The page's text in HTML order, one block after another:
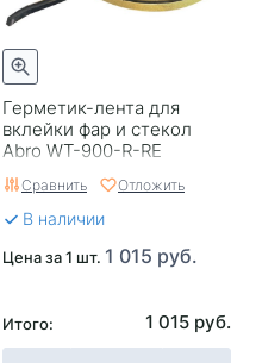
Герметик-лента для
вклейки фар и стекол
Abro WT-900-R-RE
9,5мм*4,6м
Сравнить Отложить
В наличии
Цена за 1 шт. 1 015 руб.
Итого: 1 015 руб.